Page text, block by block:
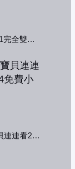
拳皇1.91完全雙人版
神奇寶貝連連看2004